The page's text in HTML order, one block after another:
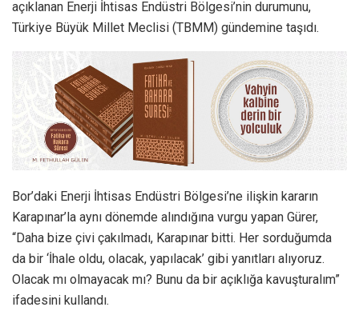
açıklanan Enerji İhtisas Endüstri Bölgesi’nin durumunu,
Türkiye Büyük Millet Meclisi (TBMM) gündemine taşıdı.
Bor’daki Enerji İhtisas Endüstri Bölgesi’ne ilişkin kararın
Karapınar’la aynı dönemde alındığına vurgu yapan Gürer,
“Daha bize çivi çakılmadı, Karapınar bitti. Her sorduğumda
da bir ‘İhale oldu, olacak, yapılacak’ gibi yanıtları alıyoruz.
Olacak mı olmayacak mı? Bunu da bir açıklığa kavuşturalım”
ifadesini kullandı.